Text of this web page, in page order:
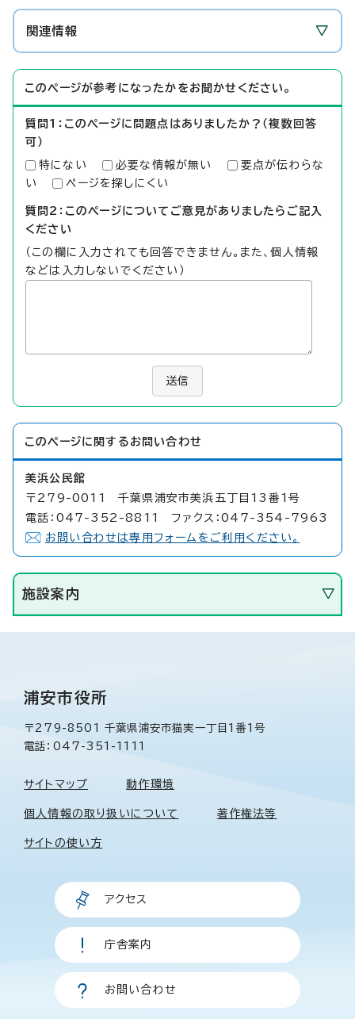
関連情報
このページが参考になったかをお聞かせください。
質問1：このページに問題点はありましたか？（複数回答
可）
特にない 必要な情報が無い
要点が伝わらな
い
ページを探しにくい
質問2：このページについてご意見がありましたらご記入
ください
（この欄に入力されても回答できません。また、個人情報
などは入力しないでください）
送信
このページに関する お問い合わせ
美浜公民館
〒279-0011 千葉県浦安市美浜五丁目13番1号
電話：047-352-8811 ファクス：047-354-7963
お問い合わせは専用フォームをご利用ください。
施設案内
浦安市役所
〒279-8501 千葉県浦安市猫実一丁目1番1号
電話：047-351-1111
サイトマップ 動作環境
個人情報の取り扱いについて 著作権法等
サイトの使い方
アクセス
庁舎案内
お問い合わせ